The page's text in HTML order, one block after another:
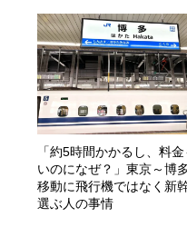
「約5時間かかるし、料
いのになぜ？」東京～博
移動に飛行機ではなく新
選ぶ人の事情